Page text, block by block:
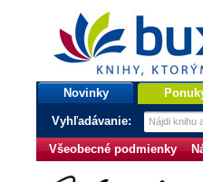
bux.sk
knihy, ktorými žijete
Úvodná stránka
Novinky
Vyhľadávanie:
Všeobecné podmienky